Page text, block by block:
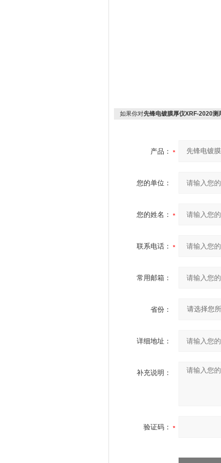
如果你对先锋电镀膜厚仪XRF-2020测
产品：
您的单位：
您的姓名：
联系电话：
常用邮箱：
省份：
详细地址：
补充说明：
验证码：